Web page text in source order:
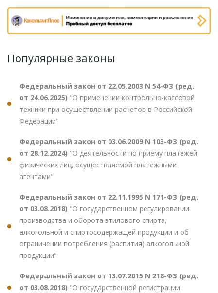
Популярные законы
Федеральный закон от 22.05.2003 N 54-ФЗ (ред.
от 24.06.2025) "О применении контрольно-кассовой
техники при осуществлении расчетов в Российской
Федерации"
Федеральный закон от 03.06.2009 N 103-ФЗ (ред.
от 28.12.2024) "О деятельности по приему платежей
физических лиц, осуществляемой платежными
агентами"
Федеральный закон от 22.11.1995 N 171-ФЗ (ред.
от 03.08.2018) "О государственном регулировании
производства и оборота этилового спирта,
алкогольной и спиртосодержащей продукции и об
ограничении потребления (распития) алкогольной
продукции"
Федеральный закон от 13.07.2015 N 218-ФЗ (ред.
от 03.08.2018) "О государственной регистрации